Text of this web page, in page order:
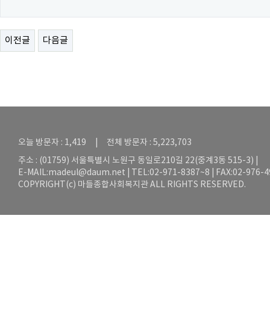
이전글 다음글
오늘 방문자 : 1,419 | 전체 방문자 : 5,223,703
주소 : (01759) 서울특별시 노원구 동일로210길 22(중계3동 515-3) |
E-MAIL:madeul@daum.net | TEL:02-971-8387~8 | FAX:02-976-
COPYRIGHT(c) 마들종합사회복지관 ALL RIGHTS RESERVED.